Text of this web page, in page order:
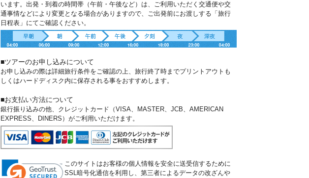
います。出発・到着の時間帯（午前・午後など）は、ご利用いただく交通便や交
通事情などにより変更となる場合がありますので、ご出発前にお渡しする「旅行
日程表」にてご確認ください。
■ツアーのお申し込みについて
お申し込みの際は詳細旅行条件をご確認の上、旅行終了時までプリントアウトも
しくはハードディスク内に保存される事をおすすめします。
■お支払い方法について
銀行振り込みの他、クレジットカード（VISA、MASTER、JCB、AMERICAN
EXPRESS、DINERS）がご利用いただけます。
このサイトはお客様の個人情報を安全に送受信するために
SSL暗号化通信を利用し、第三者によるデータの改ざんや